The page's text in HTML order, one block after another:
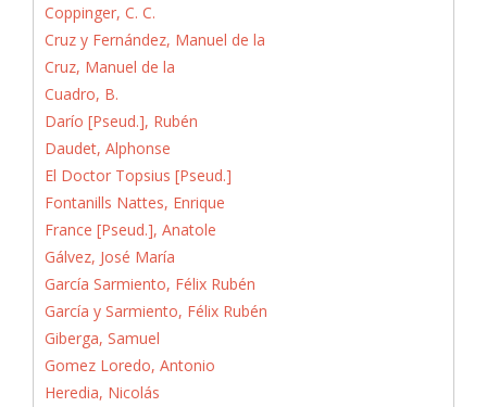
Coppinger, C. C.
Cruz y Fernández, Manuel de la
Cruz, Manuel de la
Cuadro, B.
Darío [Pseud.], Rubén
Daudet, Alphonse
El Doctor Topsius [Pseud.]
Fontanills Nattes, Enrique
France [Pseud.], Anatole
Gálvez, José María
García Sarmiento, Félix Rubén
García y Sarmiento, Félix Rubén
Giberga, Samuel
Gomez Loredo, Antonio
Heredia, Nicolás